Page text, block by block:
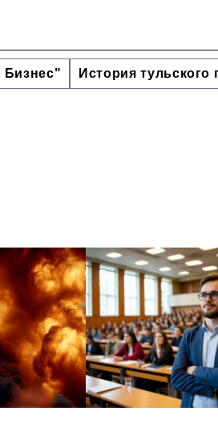
Бизнес" История